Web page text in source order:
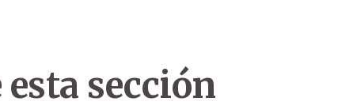
sección